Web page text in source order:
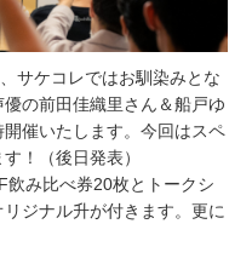
サケコレではお馴染みとな
の前田佳織里さん＆船戸ゆ
催いたします。今回はスペ
！（後日発表）
飲み比べ券20枚とトークシ
ジナル升が付きます。更に